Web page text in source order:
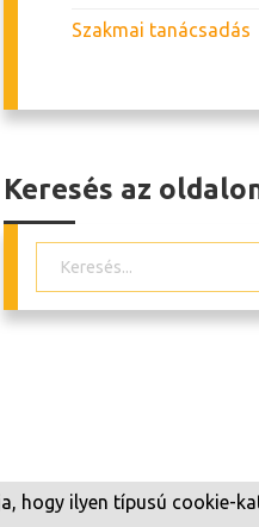
Szakmai tanácsadás
Keresés az
hogy ilyen típusú cookie-